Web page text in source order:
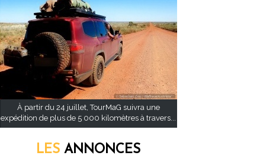
À partir du 24 juillet, TourMaG suivra une
expédition de plus de 5 000 kilomètres à travers...
LES ANNONCES